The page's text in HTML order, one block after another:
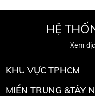
HỆ
Xem
KHU VỰC TPHCM
MIỀN TRUNG &TÂY